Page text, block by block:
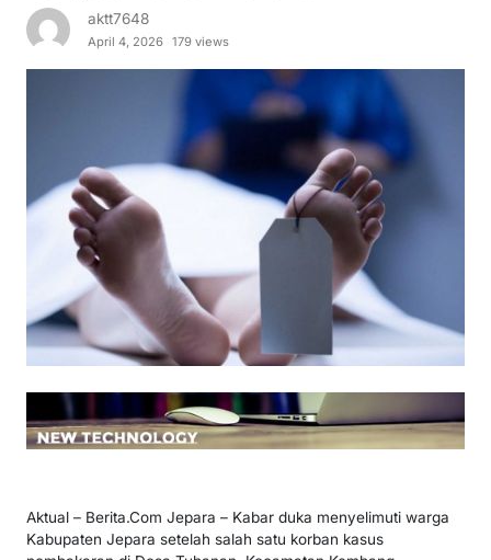
aktt7648
April 4, 2026 179 views
Aktual – Berita.Com Jepara – Kabar duka menyelimuti warga
Kabupaten Jepara setelah salah satu korban kasus